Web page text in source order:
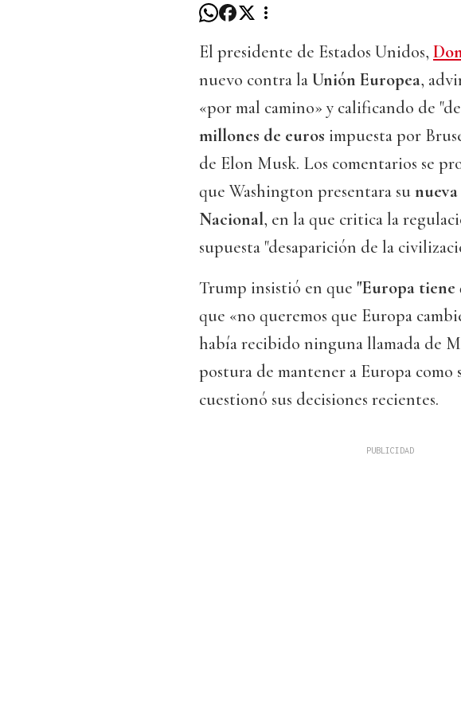
El presidente de Estados Unidos,
nuevo contra laUnión Europea,
«por mal camino» y calificando de
millones de euros impuesta por
de Elon Musk. Los comentarios se
que Washington presentara su
Nacional, en la que critica la
supuesta "desaparición de la
Trump insistió en que "Europa tiene
que «no queremos que Europa
había recibido ninguna llamada de
postura de mantener a Europa
cuestionó sus decisiones recientes.